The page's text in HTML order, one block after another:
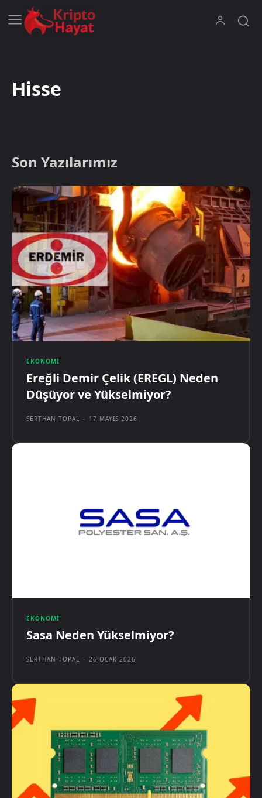
Hisse
Son Yazılarımız
EKONOMI
Ereğli Demir Çelik (EREGL) Neden
Düşüyor ve Yükselmiyor?
SERTHAN TOPAL - 17 MAYIS 2026
EKONOMI
Sasa Neden Yükselmiyor?
SERTHAN TOPAL - 26 OCAK 2026